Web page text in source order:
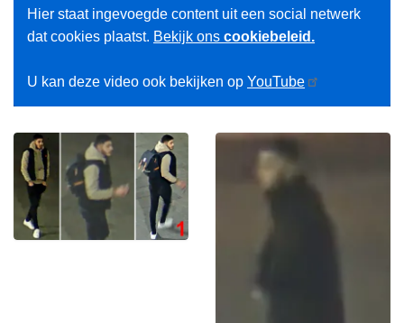
Hier staat ingevoegde content uit een social netwerk
dat cookies plaatst. Bekijk ons cookiebeleid.
U kan deze video ook bekijken op YouTube